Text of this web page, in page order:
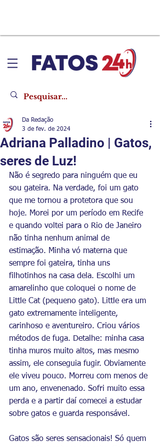
Adriana Palladino | Gatos,
seres de Luz!
Da Redação
3 de fev. de 2024
Não é segredo para ninguém que eu
sou gateira. Na verdade, foi um gato
que me tornou a protetora que sou
hoje. Morei por um período em Recife
e quando voltei para o Rio de Janeiro
não tinha nenhum animal de
estimação. Minha vó materna que
sempre foi gateira, tinha uns
filhotinhos na casa dela. Escolhi um
amarelinho que coloquei o nome de
Little Cat (pequeno gato). Little era um
gato extremamente inteligente,
carinhoso e aventureiro. Criou vários
métodos de fuga. Detalhe: minha casa
tinha muros muito altos, mas mesmo
assim, ele conseguia fugir. Obviamente
ele viveu pouco. Morreu com menos de
um ano, envenenado. Sofri muito essa
perda e a partir daí comecei a estudar
sobre gatos e guarda responsável.
Gatos são seres sensacionais! Só quem